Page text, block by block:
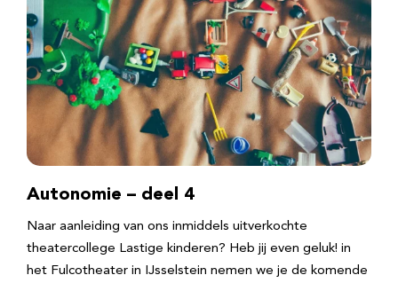
Autonomie – deel 4
Naar aanleiding van ons inmiddels uitverkochte
theatercollege Lastige kinderen? Heb jij even geluk! in
het Fulcotheater in IJsselstein nemen we je de komende